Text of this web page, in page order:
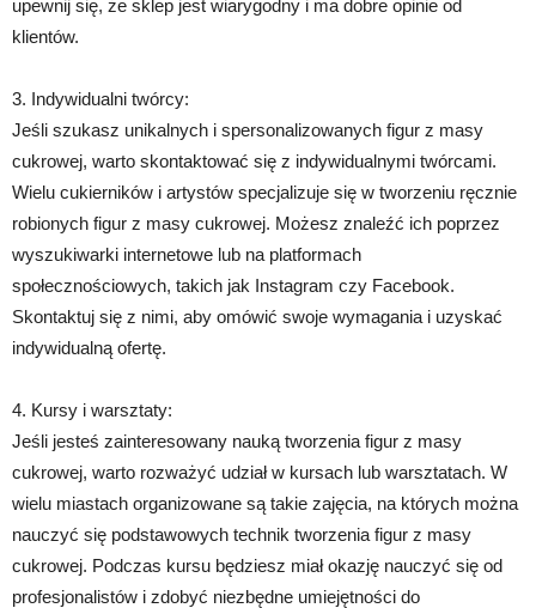
upewnij się, że sklep jest wiarygodny i ma dobre opinie od
klientów.
3. Indywidualni twórcy:
Jeśli szukasz unikalnych i spersonalizowanych figur z masy
cukrowej, warto skontaktować się z indywidualnymi twórcami.
Wielu cukierników i artystów specjalizuje się w tworzeniu ręcznie
robionych figur z masy cukrowej. Możesz znaleźć ich poprzez
wyszukiwarki internetowe lub na platformach
społecznościowych, takich jak Instagram czy Facebook.
Skontaktuj się z nimi, aby omówić swoje wymagania i uzyskać
indywidualną ofertę.
4. Kursy i warsztaty:
Jeśli jesteś zainteresowany nauką tworzenia figur z masy
cukrowej, warto rozważyć udział w kursach lub warsztatach. W
wielu miastach organizowane są takie zajęcia, na których można
nauczyć się podstawowych technik tworzenia figur z masy
cukrowej. Podczas kursu będziesz miał okazję nauczyć się od
profesjonalistów i zdobyć niezbędne umiejętności do